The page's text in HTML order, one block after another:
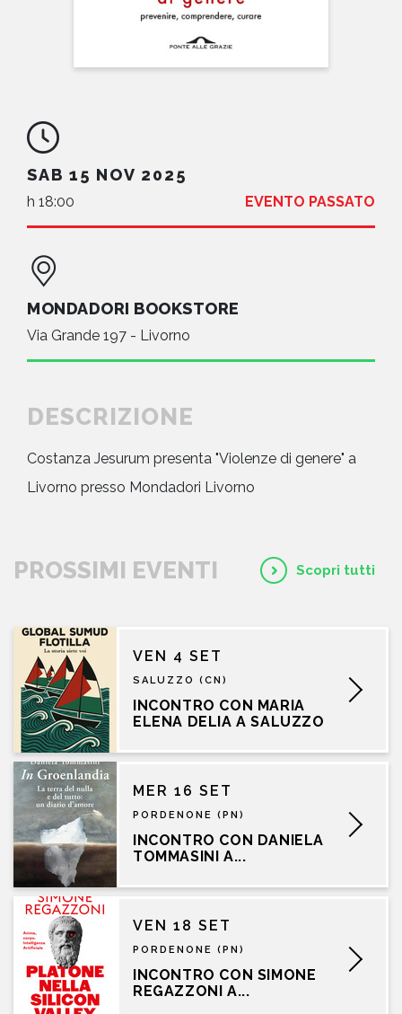
SAB 15 NOV 2025
h 18:00 EVENTO PASSATO
MONDADORI BOOKSTORE
Via Grande 197 - Livorno
DESCRIZIONE
Costanza Jesurum presenta "Violenze di genere" a
Livorno presso Mondadori Livorno
PROSSIMI EVENTI Scopri tutti
VEN 4 SET
SALUZZO (CN)
INCONTRO CON MARIA
ELENA DELIA A SALUZZO
MER 16 SET
PORDENONE (PN)
INCONTRO CON DANIELA
TOMMASINI A...
VEN 18 SET
PORDENONE (PN)
INCONTRO CON SIMONE
REGAZZONI A...